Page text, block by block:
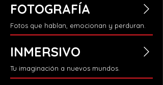
FOTOGRAFÍA
Fotos que hablan, emocionan y perduran.
INMERSIVO
Tu imaginación a nuevos mundos.